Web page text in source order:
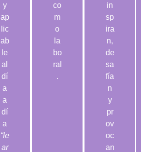
y
ap
lic
ab
le
al
dí
a
a
dí
a
“le
ar
co
m
o
la
bo
ral
.
in
sp
ira
n,
de
sa
fía
n
y
pr
ov
oc
an